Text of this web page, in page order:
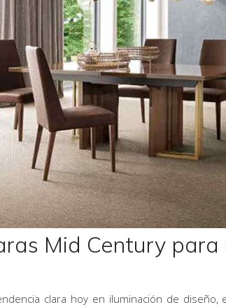
Mid Century
clara hoy en iluminación de